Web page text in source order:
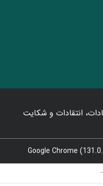
انتقادات و شکایت